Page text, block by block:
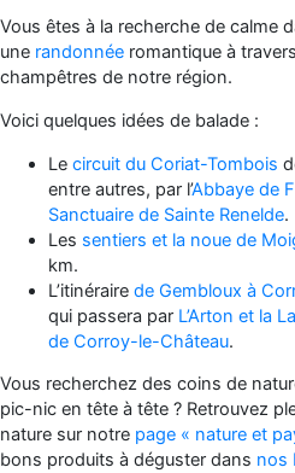
Vous êtes à la recherche de calme
une randonnée romantique à
champêtres de notre région.
Voici quelques idées de balade :
Le circuit du Coriat-Tombois
entre autres, par l’Abbaye de
Sanctuaire de Sainte Renelde.
Les sentiers et la noue de
km.
L’itinéraire de Gembloux à
qui passera par L’Arton et la
de Corroy-le-Château.
Vous recherchez des coins de
pic-nic en tête à tête ? Retrouvez
nature sur notre page « nature et
bons produits à déguster dans nos